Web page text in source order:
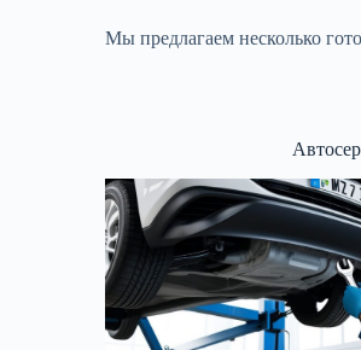
Мы предлагаем несколько